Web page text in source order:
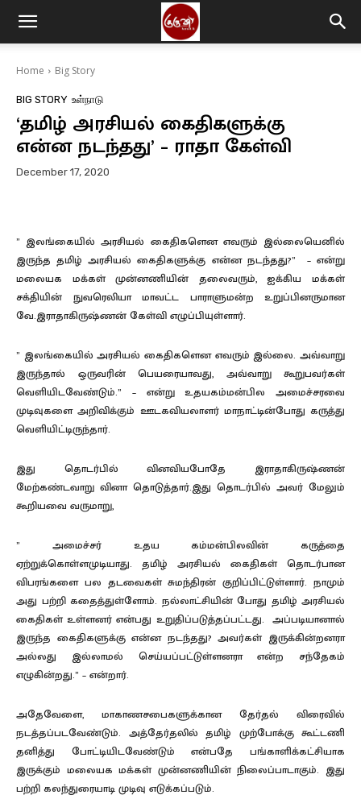
Home Big Story
BIG STORY உள்நாடு
‘தமிழ் அரசியல் கைதிகளுக்கு
என்ன நடந்தது’ – ராதா கேள்வி
December 17, 2020
” இலங்கையில் அரசியல் கைதிகளென எவரும் இல்லையெனில்
இருந்த தமிழ் அரசியல் கைதிகளுக்கு என்ன நடந்தது?” – என்று
மலையக மக்கள் முன்னணியின் தலைவரும், ஐக்கிய மக்கள்
சக்தியின் நுவரெலியா மாவட்ட பாராளுமன்ற உறுப்பினருமான
வே.இராதாகிருஷ்ணன் கேள்வி எழுப்பியுள்ளார்.
” இலங்கையில் அரசியல் கைதிகளென எவரும் இல்லை. அவ்வாறு
இருந்தால் ஒருவரின் பெயரையாவது, அவ்வாறு கூறுபவர்கள்
வெளியிடவேண்டும்.” – என்று உதயகம்மன்பில அமைச்சரவை
முடிவுகளை அறிவிக்கும் ஊடகவியலாளர் மாநாட்டின்போது கருத்து
வெளியிட்டிருந்தார்.
இது தொடர்பில் வினவியபோதே இராதாகிருஷ்ணன்
மேற்கண்டவாறு வினா தொடுத்தார்.இது தொடர்பில் அவர் மேலும்
கூறியவை வருமாறு,
” அமைச்சர் உதய கம்மன்பிலவின் கருத்தை
ஏற்றுக்கொள்ளமுடியாது. தமிழ் அரசியல் கைதிகள் தொடர்பான
விபரங்களை பல தடவைகள் சுமந்திரன் குறிப்பிட்டுள்ளார். நாமும்
அது பற்றி கதைத்துள்ளோம். நல்லாட்சியின் போது தமிழ் அரசியல்
கைதிகள் உள்ளனர் என்பது உறுதிப்படுத்தப்பட்டது. அப்படியானால்
இருந்த கைதிகளுக்கு என்ன நடந்தது? அவர்கள் இருக்கின்றனரா
அல்லது இல்லாமல் செய்யப்பட்டுள்ளனரா என்ற சந்தேகம்
எழுகின்றது.” – என்றார்.
அதேவேளை, மாகாணசபைகளுக்கான தேர்தல் விரைவில்
நடத்தப்படவேண்டும். அத்தேர்தலில் தமிழ் முற்போக்கு கூட்டணி
தனித்து போட்டியிடவேண்டும் என்பதே பங்காளிக்கட்சியாக
இருக்கும் மலையக மக்கள் முன்னணியின் நிலைப்பாடாகும். இது
பற்றி கலந்துரையாடி முடிவு எடுக்கப்படும்.